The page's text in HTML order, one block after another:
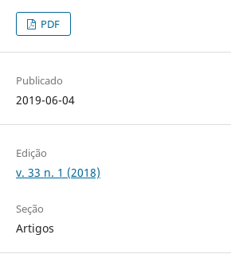
PDF
Publicado
2019-06-04
Edição
v. 33 n. 1 (2018)
Seção
Artigos